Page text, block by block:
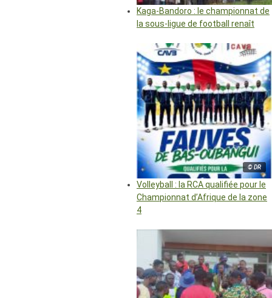
Kaga-Bandoro : le championnat de
la sous-ligue de football renaît
© DR
Volleyball : la RCA qualifiée pour le
Championnat d’Afrique de la zone
4